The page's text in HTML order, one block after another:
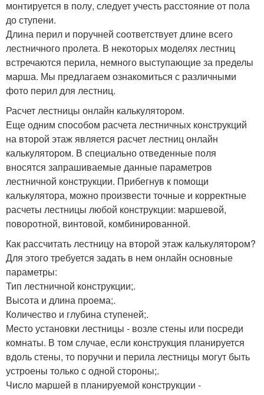
монтируется в полу, следует учесть расстояние от пола
до ступени.
Длина перил и поручней соответствует длине всего
лестничного пролета. В некоторых моделях лестниц
встречаются перила, немного выступающие за пределы
марша. Мы предлагаем ознакомиться с различными
фото перил для лестниц.
Расчет лестницы онлайн калькулятором.
Еще одним способом расчета лестничных конструкций
на второй этаж является расчет лестниц онлайн
калькулятором. В специально отведенные поля
вносятся запрашиваемые данные параметров
лестничной конструкции. Прибегнув к помощи
калькулятора, можно произвести точные и корректные
расчеты лестницы любой конструкции: маршевой,
поворотной, винтовой, комбинированной.
Как рассчитать лестницу на второй этаж калькулятором?
Для этого требуется задать в нем онлайн основные
параметры:
Тип лестничной конструкции;.
Высота и длина проема;.
Количество и глубина ступеней;.
Место установки лестницы - возле стены или посреди
комнаты. В том случае, если конструкция планируется
вдоль стены, то поручни и перила лестницы могут быть
устроены только с одной стороны;.
Число маршей в планируемой конструкции -